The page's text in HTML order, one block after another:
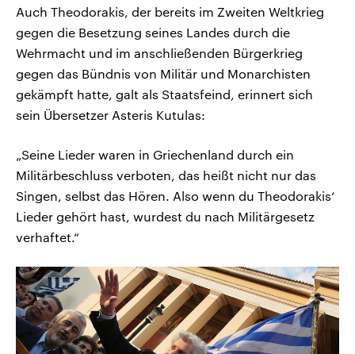
Auch Theodorakis, der bereits im Zweiten Weltkrieg
gegen die Besetzung seines Landes durch die
Wehrmacht und im anschließenden Bürgerkrieg
gegen das Bündnis von Militär und Monarchisten
gekämpft hatte, galt als Staatsfeind, erinnert sich
sein Übersetzer Asteris Kutulas:
„Seine Lieder waren in Griechenland durch ein
Militärbeschluss verboten, das heißt nicht nur das
Singen, selbst das Hören. Also wenn du Theodorakis‘
Lieder gehört hast, wurdest du nach Militärgesetz
verhaftet.“